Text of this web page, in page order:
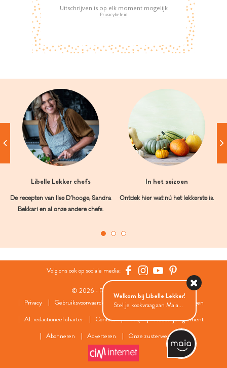
Uitschrijven is op elk moment mogelijk
Privacybeleid
Libelle Lekker chefs
De recepten van Ilse D’hooge, Sandra
Bekkari en al onze andere chefs.
In het seizoen
Ontdek hier wat nú het lekkerste is.
Volg ons ook op sociale media:
© 2026 - Roularta Media Group
Privacy
Gebruiksvoorwaarden Cookies
Cookies instellingen
AI: redactioneel charter
Contact FAQ
Wedstrijdreglement
Abonneren
Adverteren Onze zusterwebsites
Welkom bij Libelle Lekker!
Stel je kookvraag aan Maia...